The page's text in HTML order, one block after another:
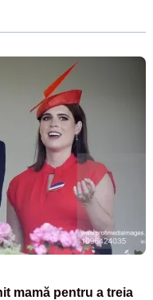
mamă pentru a treia